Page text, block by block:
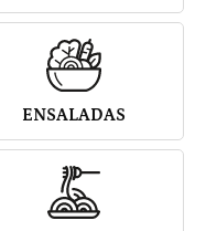
ENSALADAS